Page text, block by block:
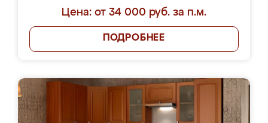
Цена: от 34 000 руб. за п.м.
ПОДРОБНЕЕ